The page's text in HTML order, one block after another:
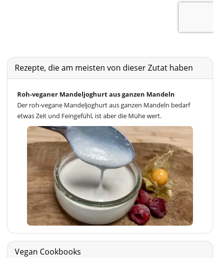
Rezepte, die am meisten von dieser Zutat haben
Roh-veganer Mandeljoghurt aus ganzen Mandeln
Der roh-vegane Mandeljoghurt aus ganzen Mandeln bedarf
etwas Zeit und Feingefühl, ist aber die Mühe wert.
Vegan Cookbooks